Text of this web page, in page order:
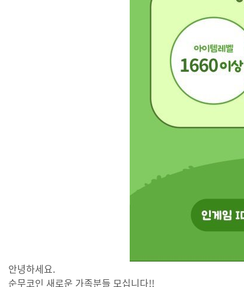
안녕하세요.
순무코인 새로운 가족분들 모십니다!!